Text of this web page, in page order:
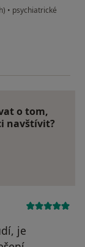
• psychiatrické
o tom,
navštívit?
je